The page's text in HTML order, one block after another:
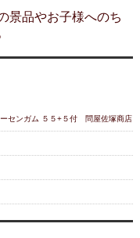
景品やお子様へのち
ーセンガム ５５+５付 問屋佐塚商店